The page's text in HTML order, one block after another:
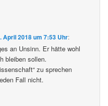
April 2018 um 7:53 Uhr:
an Unsinn. Er hätte wohl
bleiben sollen.
zu sprechen
Fall nicht.